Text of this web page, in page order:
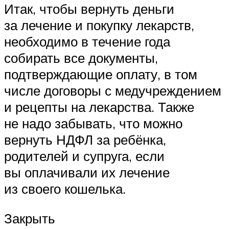
Итак, чтобы вернуть деньги
за лечение и покупку лекарств,
необходимо в течение года
собирать все документы,
подтверждающие оплату, в том
числе договоры с медучреждением
и рецепты на лекарства. Также
не надо забывать, что можно
вернуть НДФЛ за ребёнка,
родителей и супруга, если
вы оплачивали их лечение
из своего кошелька.
Закрыть